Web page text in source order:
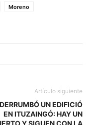
Moreno
Artículo siguiente
UN EDIFICIÓ
EN ITUZAINGÓ: HAY UN
Y SIGUEN CON LA